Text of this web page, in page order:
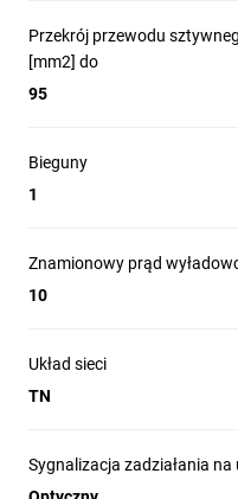
Przekrój przewodu
[mm2] do
95
Bieguny
1
Znamionowy prąd
10
Układ sieci
TN
Sygnalizacja zadziałania na